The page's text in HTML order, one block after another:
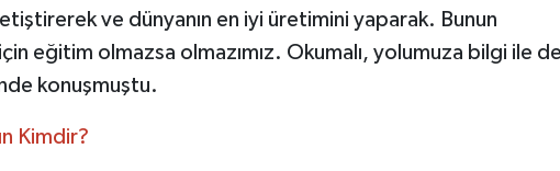
ve dünyanın en iyi üretimini yaparak. Bunun
eğitim olmazsa olmazımız. Okumalı, yolumuza bilgi ile
konuşmuştu.
Kimdir?